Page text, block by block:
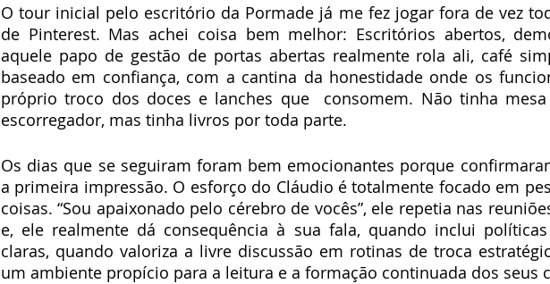
O tour inicial pelo escritório da Pormade já me fez jogar fora de vez
de Pinterest. Mas achei coisa bem melhor: Escritórios abertos,
aquele papo de gestão de portas abertas realmente rola ali, café
baseado em confiança, com a cantina da honestidade onde os
próprio troco dos doces e lanches que  consomem. Não tinha
escorregador, mas tinha livros por toda parte.
Os dias que se seguiram foram bem emocionantes porque
a primeira impressão. O esforço do Cláudio é totalmente focado em
coisas. “Sou apaixonado pelo cérebro de vocês”, ele repetia nas
e, ele realmente dá consequência à sua fala, quando inclui
claras, quando valoriza a livre discussão em rotinas de troca
um ambiente propício para a leitura e a formação continuada dos seus